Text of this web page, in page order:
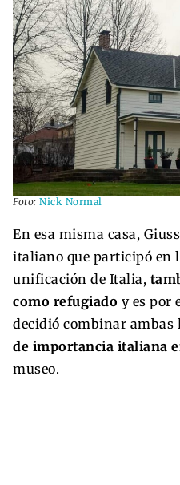
Foto: Nick Normal
En esa misma casa,
italiano que participó en
unificación de Italia,
como refugiado y es por
decidió combinar ambas
de importancia italiana
museo.